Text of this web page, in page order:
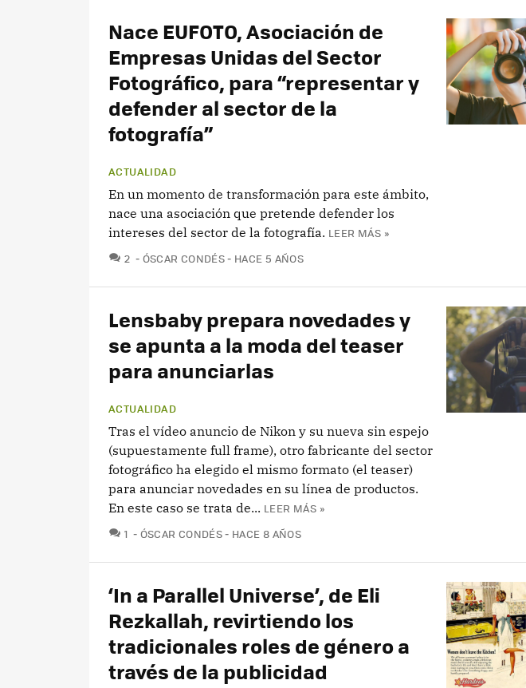
Nace EUFOTO, Asociación de
Empresas Unidas del Sector
Fotográfico, para “representar y
defender al sector de la
fotografía”
ACTUALIDAD
En un momento de transformación para este ámbito,
nace una asociación que pretende defender los
intereses del sector de la fotografía. LEER MÁS »
2 COMENTARIOS
ÓSCAR CONDÉS HACE 5 AÑOS
Lensbaby prepara novedades y
se apunta a la moda del teaser
para anunciarlas
ACTUALIDAD
Tras el vídeo anuncio de Nikon y su nueva sin espejo
(supuestamente full frame), otro fabricante del sector
fotográfico ha elegido el mismo formato (el teaser)
para anunciar novedades en su línea de productos.
En este caso se trata de... LEER MÁS »
1 COMENTARIOS
ÓSCAR CONDÉS HACE 8 AÑOS
‘In a Parallel Universe’, de Eli
Rezkallah, revirtiendo los
tradicionales roles de género a
través de la publicidad